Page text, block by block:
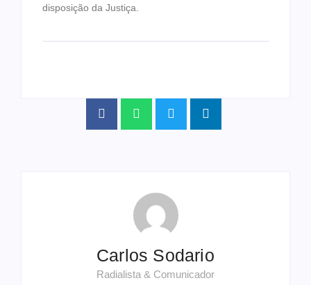
disposição da Justiça.
Carlos Sodario
Radialista & Comunicador